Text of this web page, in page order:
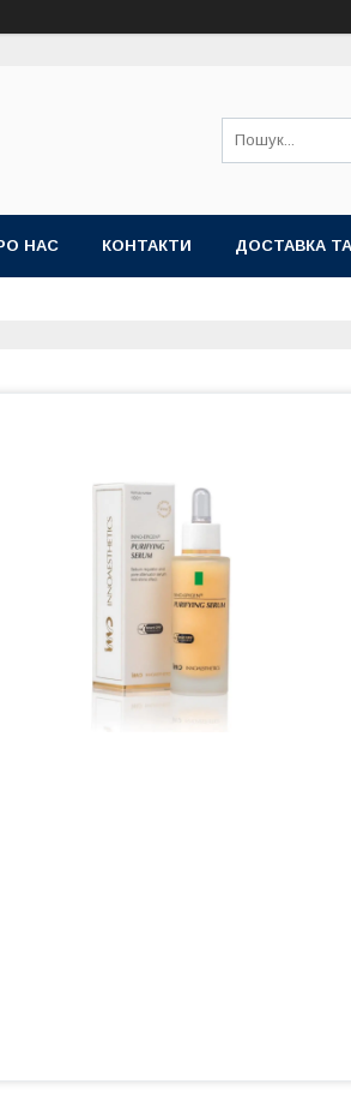
НАС КОНТАКТИ ДОСТАВКА